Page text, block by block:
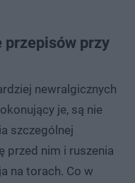
przepisów przy
newralgicznych
je, są nie
szczególnej
przed nim i ruszenia
na torach. Co w